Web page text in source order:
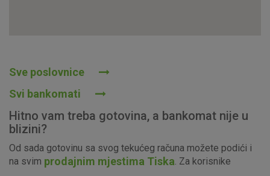
Sve poslovnice
Svi bankomati
Hitno vam treba gotovina, a bankomat nije u
blizini?
Od sada gotovinu sa svog tekućeg računa možete podići i
na svim prodajnim mjestima Tiska . Za korisnike
Ovi kolačići nužni su za funkcioniranje internetske stranice i
postavljaju kao odgovor na vaše radnje koje uključuju zahtjev
za uslugama, kao što su postavke kolačića. Svoj preglednik